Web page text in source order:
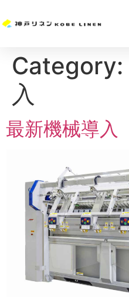
Category:
入
最新機械導入